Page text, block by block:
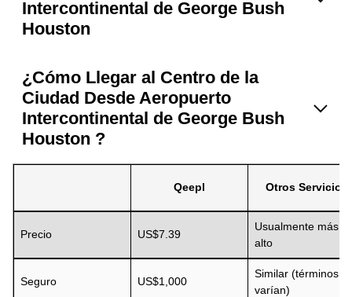
Intercontinental de George Bush
Houston
¿Cómo Llegar al Centro de la
Ciudad Desde Aeropuerto
Intercontinental de George Bush
Houston ?
Qeepl Otros Servicios
Precio US$7.39
Usualmente más
alto
Seguro US$1,000
Similar (términos
varían)